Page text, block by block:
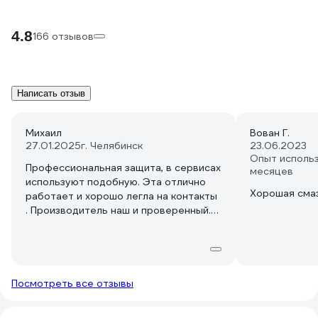
4.8166 отзывов
Написать отзыв
Михаил
27.01.2025г. Челябинск
Профессиональная защита, в сервисах
используют подобную. Эта отлично
работает и хорошо легла на контакты
. Производитель наш и проверенный.
Вован Г.
23.06.2023
Опыт
месяцев
Хорошая
Посмотреть все отзывы